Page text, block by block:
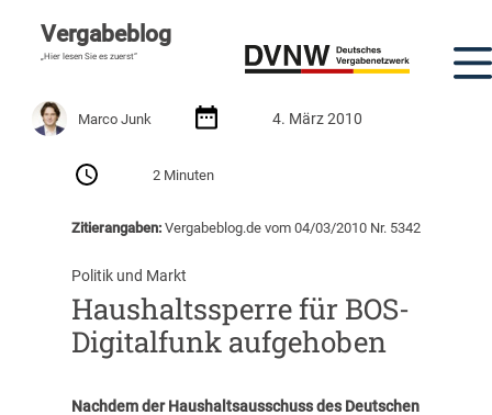
Vergabeblog
„Hier lesen Sie es zuerst“
Marco Junk 4. März 2010
2 Minuten
Zitierangaben:Vergabeblog.de vom 04/03/2010 Nr. 5342
Politik und Markt
Haushaltssperre für BOS-
Digitalfunk aufgehoben
Nachdem der Haushaltsausschuss des Deutschen